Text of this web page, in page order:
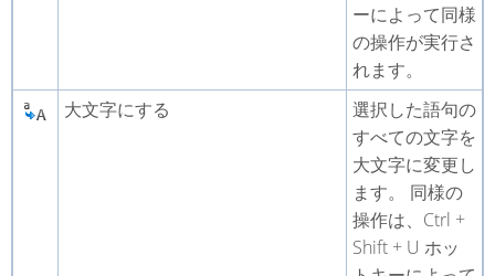
ーによって同様
の操作が実行さ
れます。
大文字にする
選択した語句の
すべての文字を
大文字に変更し
ます。 同様の
操作は、Ctrl +
Shift + U ホッ